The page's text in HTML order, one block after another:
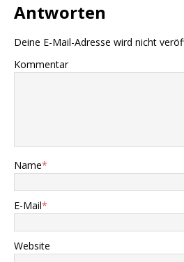
Antworten
Deine E-Mail-Adresse wird nicht
Kommentar
Name*
E-Mail*
Website